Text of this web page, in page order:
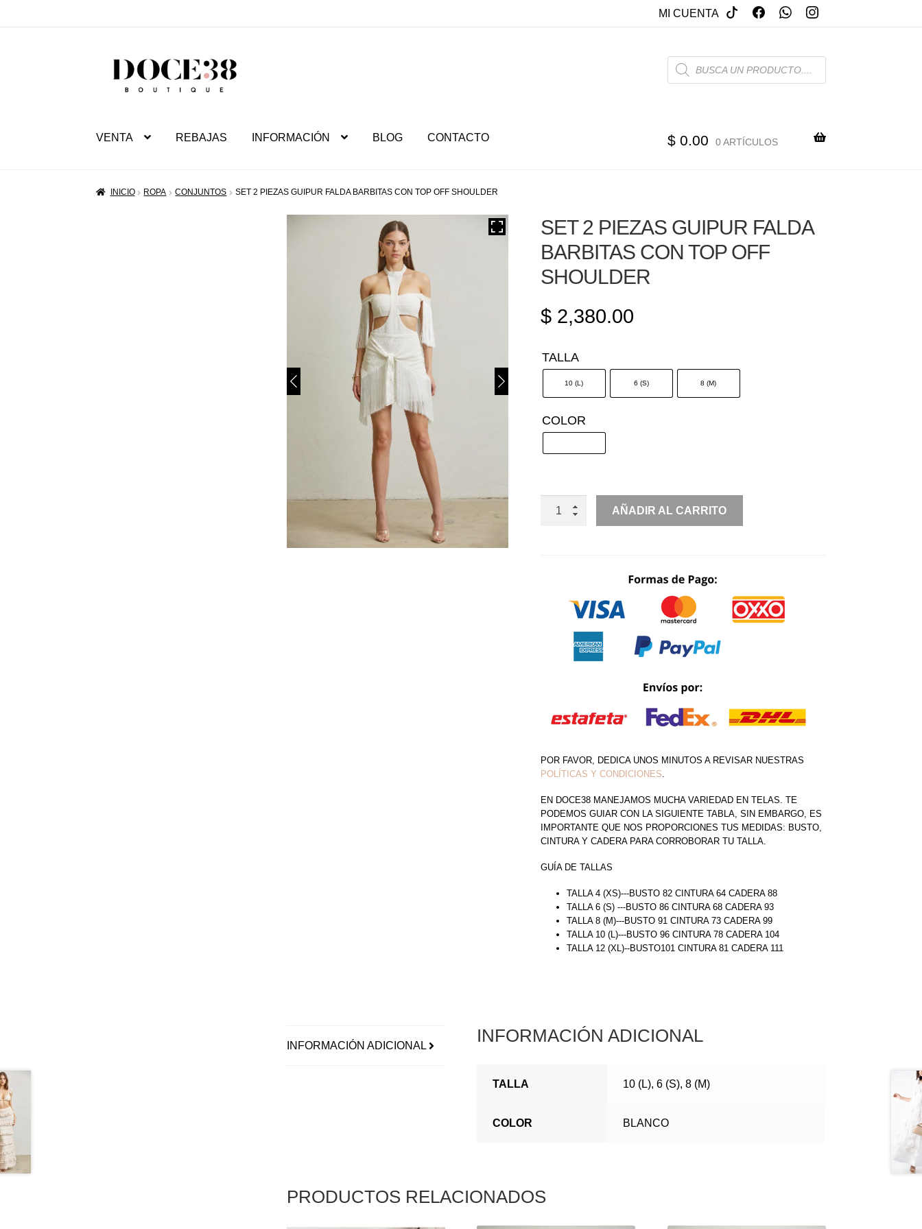
MI CUENTA
SALTAR
PRODUCTS
SEARCH
VENTA REBAJAS INFORMACIÓN BLOG CONTACTO $0.00 0 ARTÍCULOS
INICIO ROPA CONJUNTOS SET 2 PIEZAS GUIPUR FALDA BARBITAS CON TOP OFF SHOULDER
SET 2 PIEZAS GUIPUR FALDA
BARBITAS CON TOP OFF
SHOULDER
$2,380.00
TALLA
10 (L) 6 (S) 8 (M)
COLOR
SET
BARBITAS
AÑADIR AL CARRITO
POR FAVOR, DEDICA UNOS MINUTOS A REVISAR NUESTRAS
POLÍTICAS Y CONDICIONES
EN DOCE38 MANEJAMOS MUCHA VARIEDAD EN TELAS. TE
PODEMOS GUIAR CON LA SIGUIENTE TABLA, SIN EMBARGO, ES
IMPORTANTE QUE NOS PROPORCIONES TUS MEDIDAS: BUSTO,
CINTURA Y CADERA PARA CORROBORAR TU TALLA.
GUÍA DE TALLAS
TALLA 4 (XS)---BUSTO 82 CINTURA 64 CADERA 88
TALLA 6 (S) ---BUSTO 86 CINTURA 68 CADERA 93
TALLA 8 (M)---BUSTO 91 CINTURA 73 CADERA 99
TALLA 10 (L)---BUSTO 96 CINTURA 78 CADERA 104
TALLA 12 (XL)--BUSTO101 CINTURA 81 CADERA 111
INFORMACIÓN ADICIONAL
INFORMACIÓN ADICIONAL
TALLA 10 (L), 6 (S), 8 (M)
COLOR BLANCO
PRODUCTOS RELACIONADOS